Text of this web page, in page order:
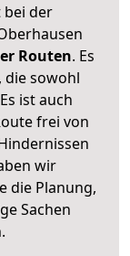
der
Routen. Es
die sowohl
ist auch
frei von
wir
die Planung,
Sachen